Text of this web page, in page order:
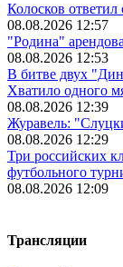
Колосков
08.08.2026 12:57
"Родина"
08.08.2026 12:53
В битве двух
Хватило одного
08.08.2026 12:39
Журавель:
08.08.2026 12:29
Три российских
футбольного
08.08.2026 12:09
Трансляции